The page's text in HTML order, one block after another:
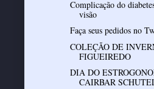
Complicação do
visão
Faça seus pedidos no
COLEÇÃO DE
FIGUEIREDO
DIA DO
CAIRBAR